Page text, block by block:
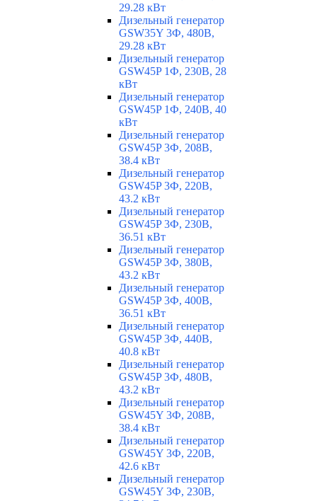
29.28 кВт
Дизельный генератор
GSW35Y 3Ф, 480В,
29.28 кВт
Дизельный генератор
GSW45P 1Ф, 230В, 28
кВт
Дизельный генератор
GSW45P 1Ф, 240В, 40
кВт
Дизельный генератор
GSW45P 3Ф, 208В,
38.4 кВт
Дизельный генератор
GSW45P 3Ф, 220В,
43.2 кВт
Дизельный генератор
GSW45P 3Ф, 230В,
36.51 кВт
Дизельный генератор
GSW45P 3Ф, 380В,
43.2 кВт
Дизельный генератор
GSW45P 3Ф, 400В,
36.51 кВт
Дизельный генератор
GSW45P 3Ф, 440В,
40.8 кВт
Дизельный генератор
GSW45P 3Ф, 480В,
43.2 кВт
Дизельный генератор
GSW45Y 3Ф, 208В,
38.4 кВт
Дизельный генератор
GSW45Y 3Ф, 220В,
42.6 кВт
Дизельный генератор
GSW45Y 3Ф, 230В,